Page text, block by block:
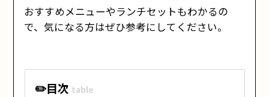
おすすめメニューやランチセットもわかるの
で、気になる方はぜひ参考にしてください。
目次